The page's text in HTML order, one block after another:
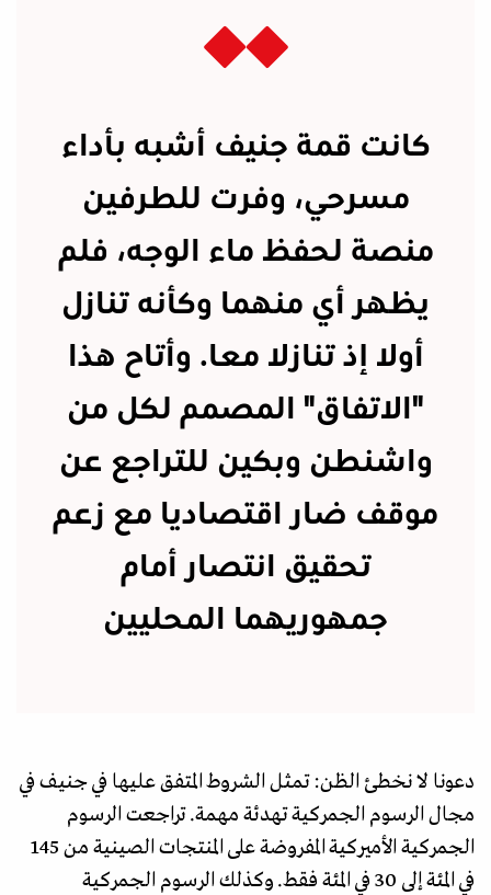
كانت قمة جنيف أشبه بأداء
مسرحي، وفرت للطرفين
منصة لحفظ ماء الوجه، فلم
يظهر أي منهما وكأنه تنازل
أولا إذ تنازلا معا. وأتاح هذا
"الاتفاق" المصمم لكل من
واشنطن وبكين للتراجع عن
موقف ضار اقتصاديا مع زعم
تحقيق انتصار أمام
جمهوريهما المحليين
دعونا لا نخطئ الظن: تمثل الشروط المتفق عليها في جنيف في
مجال الرسوم الجمركية تهدئة مهمة. تراجعت الرسوم
الجمركية الأميركية المفروضة على المنتجات الصينية من 145
في المئة إلى 30 في المئة فقط. وكذلك الرسوم الجمركية